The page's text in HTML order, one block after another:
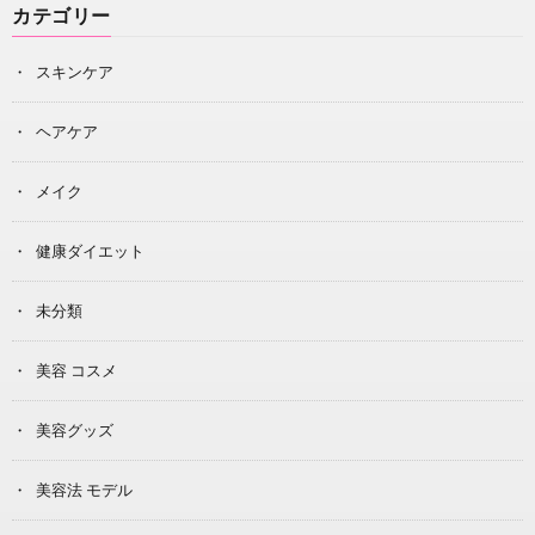
カテゴリー
スキンケア
ヘアケア
メイク
健康ダイエット
未分類
美容 コスメ
美容グッズ
美容法 モデル